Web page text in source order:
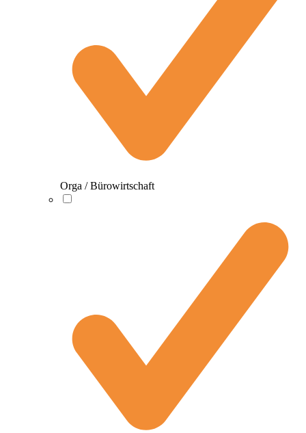
Orga / Bürowirtschaft